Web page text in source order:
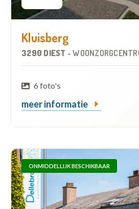
Kluisberg
3290 DIEST -
6 foto's
meer informatie
ONMIDDELLIJK BESCHIKBAAR